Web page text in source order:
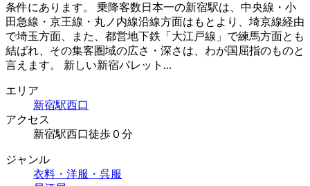
条件にあります。 乗降客数日本一の新宿駅は、中央線・小
田急線・京王線・丸ノ内線沿線方面はもとより、埼京線経由
で埼玉方面、また、都営地下鉄「大江戸線」で練馬方面とも
結ばれ、その集客圏域の広さ・深さは、わが国屈指のものと
言えます。 新しい新宿パレット...
エリア
新宿駅西口
アクセス
新宿駅西口徒歩０分
ジャンル
衣料・洋服・呉服